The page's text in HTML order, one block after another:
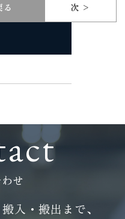
る 次 >
せ
入・搬出まで、